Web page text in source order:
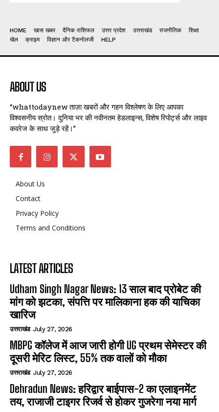
HOME खास खबर दैनिक राशिफल उत्तर प्रदेश उत्तराखंड राजनीतिक
शिक्षा
खेल
क्राइम विज्ञान और टैकनोलजी HELP
ABOUT US
“whattodaynew ताज़ा खबरों और गहन विश्लेषण के लिए आपका
विश्वसनीय स्रोत। दुनिया भर की नवीनतम हेडलाइन्स, विशेष रिपोर्ट्स और लाइव
कवरेज के साथ जुड़े रहें।”
About Us
Contact
Privacy Policy
Terms and Conditions
LATEST ARTICLES
Udham Singh Nagar News: 13 साल बाद प्रोबेट की
मांग को झटका, संपत्ति पर मालिकाना हक की याचिका
खारिज
उत्तराखंड July 27, 2026
MBPG कॉलेज में आज जारी होगी UG प्रथम सेमेस्टर की
दूसरी मेरिट लिस्ट, 55% तक वालों को मौका
उत्तराखंड July 27, 2026
Dehradun News: हरिद्वार बाईपास-2 का एलाइनमेंट
तय, राजाजी टाइगर रिजर्व से होकर गुजरेगा नया मार्ग